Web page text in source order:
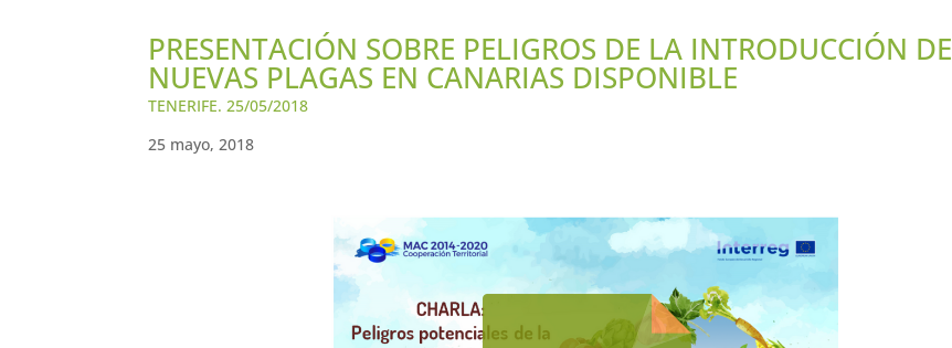
PRESENTACIÓN SOBRE PELIGROS DE LA INTRODUCCIÓN DE
NUEVAS PLAGAS EN CANARIAS DISPONIBLE
TENERIFE. 25/05/2018
25 mayo, 2018